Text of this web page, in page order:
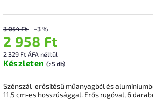
3 054 Ft –3 %
2 958 Ft
2 329 Ft ÁFA nélkül
Készleten (>5 db)
Szénszál-erősítésű műanyagból és
11,5 cm-es hosszúsággal. Erős rugóval, 6